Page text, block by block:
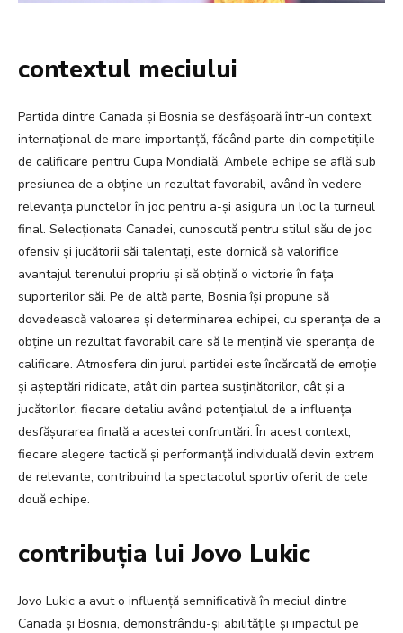
contextul meciului
Partida dintre Canada și Bosnia se desfășoară într-un context
internațional de mare importanță, făcând parte din competițiile
de calificare pentru Cupa Mondială. Ambele echipe se află sub
presiunea de a obține un rezultat favorabil, având în vedere
relevanța punctelor în joc pentru a-și asigura un loc la turneul
final. Selecționata Canadei, cunoscută pentru stilul său de joc
ofensiv și jucătorii săi talentați, este dornică să valorifice
avantajul terenului propriu și să obțină o victorie în fața
suporterilor săi. Pe de altă parte, Bosnia își propune să
dovedească valoarea și determinarea echipei, cu speranța de a
obține un rezultat favorabil care să le mențină vie speranța de
calificare. Atmosfera din jurul partidei este încărcată de emoție
și așteptări ridicate, atât din partea susținătorilor, cât și a
jucătorilor, fiecare detaliu având potențialul de a influența
desfășurarea finală a acestei confruntări. În acest context,
fiecare alegere tactică și performanță individuală devin extrem
de relevante, contribuind la spectacolul sportiv oferit de cele
două echipe.
contribuția lui Jovo Lukic
Jovo Lukic a avut o influență semnificativă în meciul dintre
Canada și Bosnia, demonstrându-și abilitățile și impactul pe